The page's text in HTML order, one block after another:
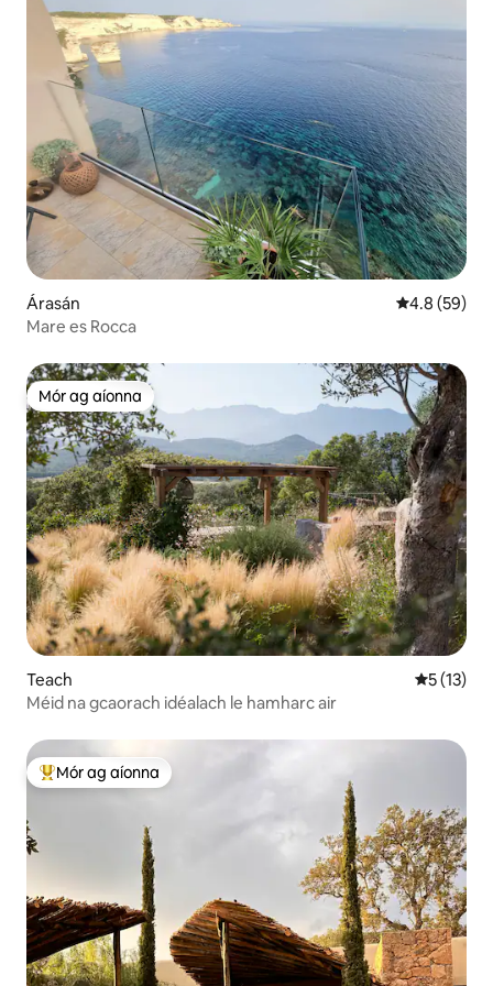
Árasán Meánrátáil
4.8 (59)
Mare es Rocca
Mór ag aíonna
Mór ag aíonna
Teach
5 (13)
Méid na gcaorach idéalach le hamharc air
An-mhór ag aíonna
Mór ag aíonna